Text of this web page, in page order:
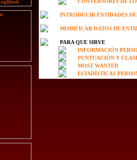
INTRODUCIR ENTIDADES
MODIFICAR DATOS DE
PARA QUE SIRVE
INFORMACIÓN
PUNTUACIÓN Y
MOST WANTED
ESTADÍSTICAS